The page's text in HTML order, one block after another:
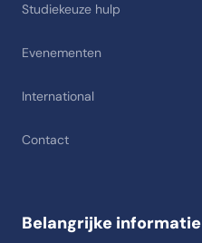
Studiekeuze hulp
Evenementen
International
Contact
Belangrijke informatie